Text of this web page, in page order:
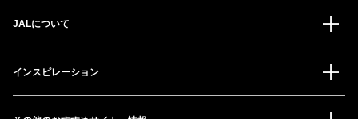
JALについて
インスピレーション